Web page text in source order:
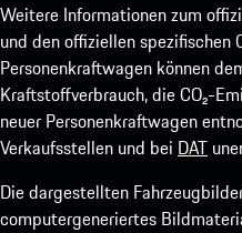
Weitere Informationen zum
und den offiziellen spezifischen
Personenkraftwagen können
Kraftstoffverbrauch, die CO₂-
neuer Personenkraftwagen
Verkaufsstellen und bei DAT
Die dargestellten
computergeneriertes